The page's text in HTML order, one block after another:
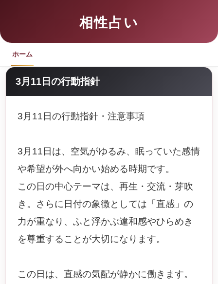
相性占い
ホーム
3月11日の行動指針
3月11日の行動指針・注意事項
3月11日は、空気がゆるみ、眠っていた感情
や希望が外へ向かい始める時期です。
この日の中心テーマは、再生・交流・芽吹
き。さらに日付の象徴としては「直感」の
力が重なり、ふと浮かぶ違和感やひらめき
を尊重することが大切になります。
この日は、直感の気配が静かに働きます。